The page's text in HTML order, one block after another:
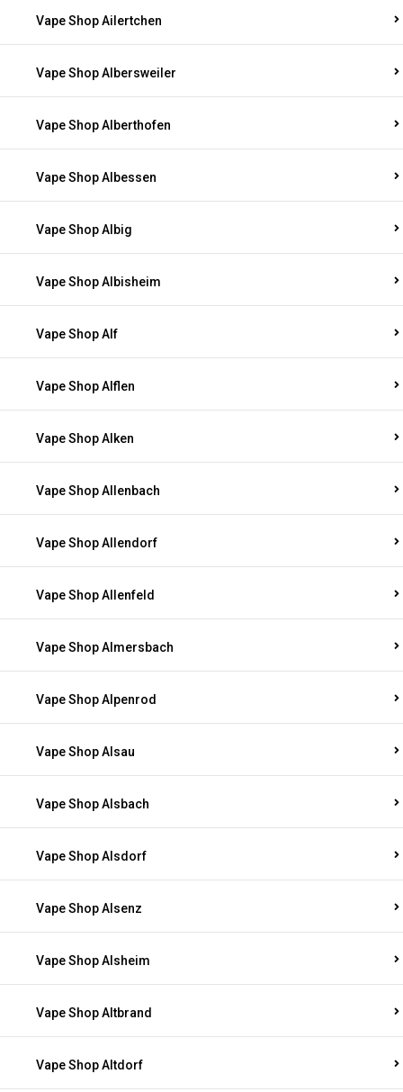
Vape Shop Ailertchen
Vape Shop Albersweiler
Vape Shop Alberthofen
Vape Shop Albessen
Vape Shop Albig
Vape Shop Albisheim
Vape Shop Alf
Vape Shop Alflen
Vape Shop Alken
Vape Shop Allenbach
Vape Shop Allendorf
Vape Shop Allenfeld
Vape Shop Almersbach
Vape Shop Alpenrod
Vape Shop Alsau
Vape Shop Alsbach
Vape Shop Alsdorf
Vape Shop Alsenz
Vape Shop Alsheim
Vape Shop Altbrand
Vape Shop Altdorf